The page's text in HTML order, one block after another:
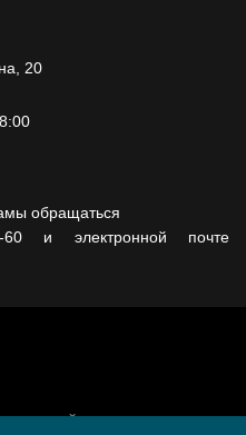
20
обращаться
и электронной почте